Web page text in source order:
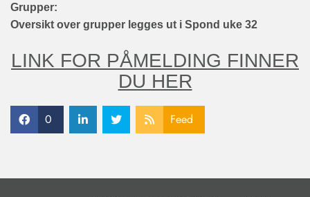
Grupper:
Oversikt over grupper legges ut i Spond uke 32
LINK FOR PÅMELDING FINNER
DU HER
0 Feed